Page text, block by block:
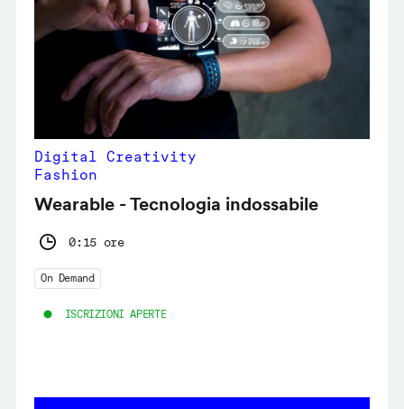
Digital Creativity
Fashion
Wearable - Tecnologia indossabile
0:15 ore
On Demand
ISCRIZIONI APERTE